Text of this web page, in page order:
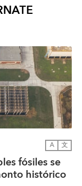
NATE
A 文
fósiles se
histórico